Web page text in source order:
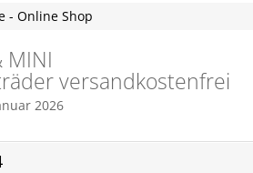
- Online Shop
MINI
versandkostenfrei
2026